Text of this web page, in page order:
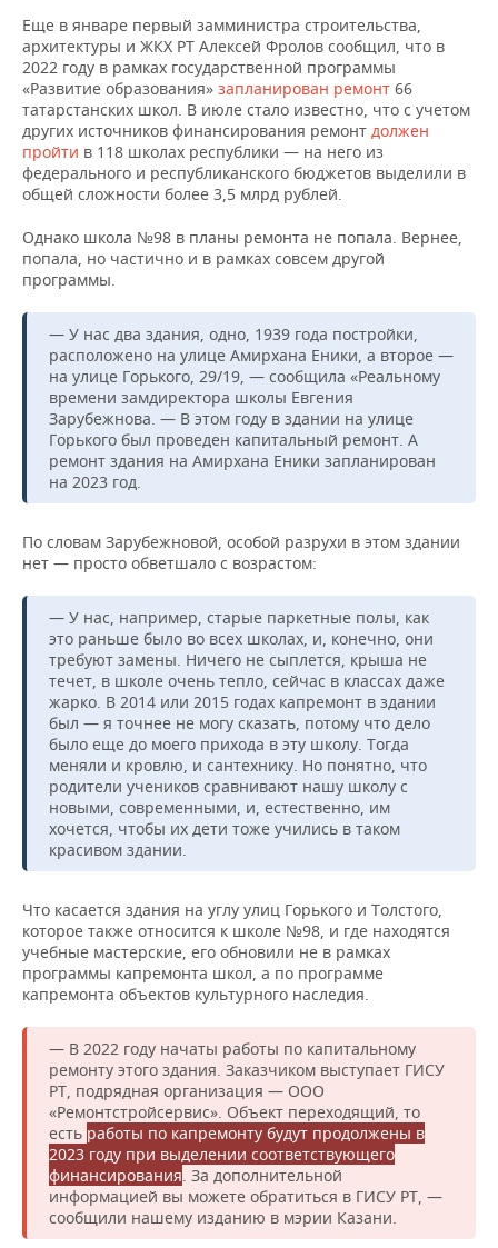
Еще в январе первый замминистра строительства,
архитектуры и ЖКХ РТ Алексей Фролов сообщил, что в
2022 году в рамках государственной программы
«Развитие образования» запланирован ремонт 66
татарстанских школ. В июле стало известно, что с учетом
других источников финансирования ремонт должен
пройти в 118 школах республики — на него из
федерального и республиканского бюджетов выделили в
общей сложности более 3,5 млрд рублей.
Однако школа №98 в планы ремонта не попала. Вернее,
попала, но частично и в рамках совсем другой
программы.
— У нас два здания, одно, 1939 года постройки,
расположено на улице Амирхана Еники, а второе —
на улице Горького, 29/19, — сообщила «Реальному
времени замдиректора школы Евгения
Зарубежнова. — В этом году в здании на улице
Горького был проведен капитальный ремонт. А
ремонт здания на Амирхана Еники запланирован
на 2023 год.
По словам Зарубежновой, особой разрухи в этом здании
нет — просто обветшало с возрастом:
— У нас, например, старые паркетные полы, как
это раньше было во всех школах, и, конечно, они
требуют замены. Ничего не сыплется, крыша не
течет, в школе очень тепло, сейчас в классах даже
жарко. В 2014 или 2015 годах капремонт в здании
был — я точнее не могу сказать, потому что дело
было еще до моего прихода в эту школу. Тогда
меняли и кровлю, и сантехнику. Но понятно, что
родители учеников сравнивают нашу школу с
новыми, современными, и, естественно, им
хочется, чтобы их дети тоже учились в таком
красивом здании.
Что касается здания на углу улиц Горького и Толстого,
которое также относится к школе №98, и где находятся
учебные мастерские, его обновили не в рамках
программы капремонта школ, а по программе
капремонта объектов культурного наследия.
— В 2022 году начаты работы по капитальному
ремонту этого здания. Заказчиком выступает ГИСУ
РТ, подрядная организация — ООО
«Ремонтстройсервис». Объект переходящий, то
есть работы по капремонту будут продолжены в
2023 году при выделении соответствующего
финансирования. За дополнительной
информацией вы можете обратиться в ГИСУ РТ, —
сообщили нашему изданию в мэрии Казани.